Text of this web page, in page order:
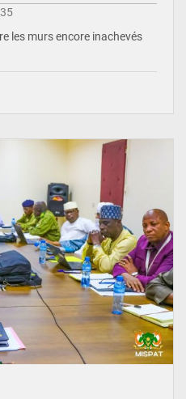
les murs encore inachevés